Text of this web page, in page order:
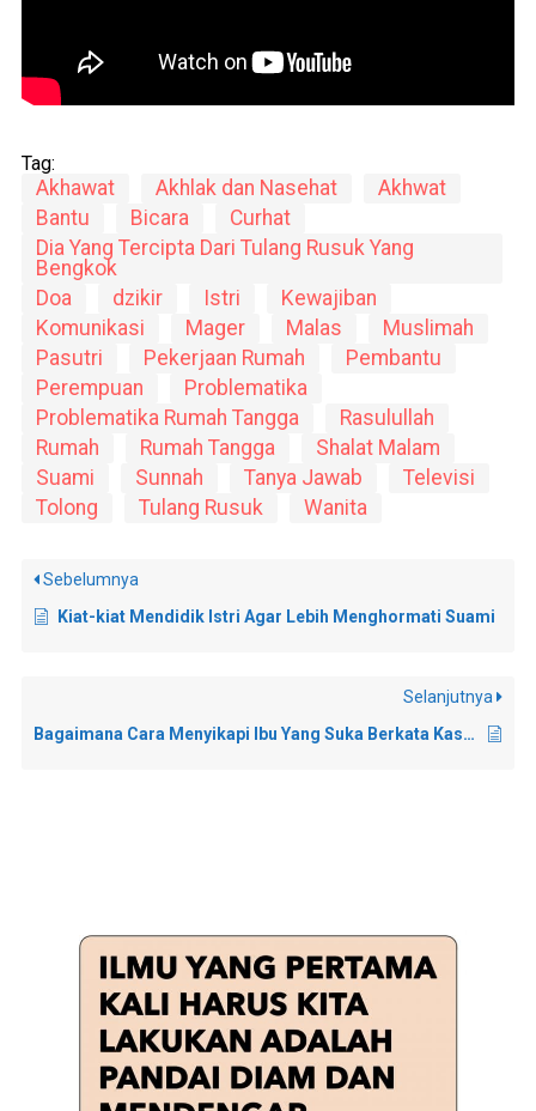
Tag:
Akhawat Akhlak dan Nasehat
Akhwat
Bantu
Bicara
Curhat
Dia Yang Tercipta Dari Tulang Rusuk Yang
Bengkok
Doa
dzikir Istri
Kewajiban
Komunikasi
Mager Malas
Muslimah
Pasutri
Pekerjaan Rumah
Pembantu
Perempuan
Problematika
Problematika Rumah Tangga
Rasulullah
Rumah
Rumah Tangga
Shalat Malam
Suami
Sunnah Tanya Jawab
Televisi
Tolong
Tulang Rusuk Wanita
Sebelumnya
Kiat-kiat Mendidik Istri Agar Lebih Menghormati Suami
Selanjutnya
Bagaimana Cara Menyikapi Ibu Yang Suka Berkata Kasar Pada Ayah?